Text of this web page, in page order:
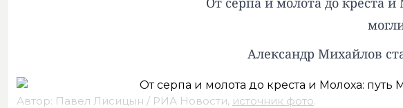
Александр Михайлов
Автор: Павел Лисицын / РИА Новости, источник фото.